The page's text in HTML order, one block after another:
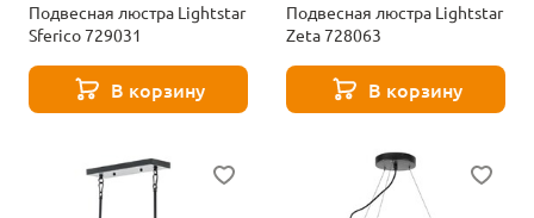
Подвесная люстра Lightstar
Sferico 729031
В корзину
Подвесная люстра Lightstar
Zeta 728063
В корзину